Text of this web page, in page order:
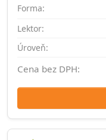
Forma:
Lektor:
Úroveň:
Cena bez DPH: